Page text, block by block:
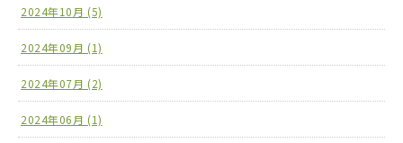
2024年10月 (5)
2024年09月 (1)
2024年07月 (2)
2024年06月 (1)